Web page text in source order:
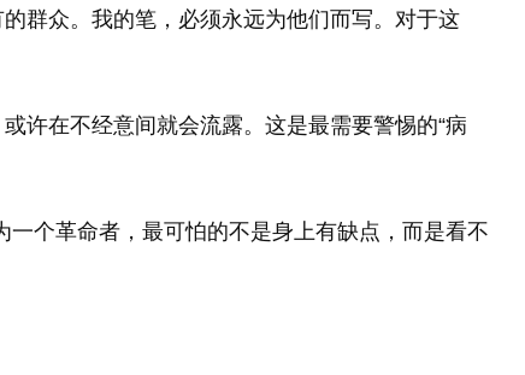
群众。我的笔，必须永远为他们而写。对于这
许在不经意间就会流露。这是最需要警惕的“病
个革命者，最可怕的不是身上有缺点，而是看不